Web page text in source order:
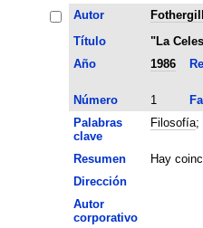
Autor
Título
"La
Año
1986
Número 1
Palabras
clave
Filosofía;
Resumen
Hay
Dirección
Autor
corporativo